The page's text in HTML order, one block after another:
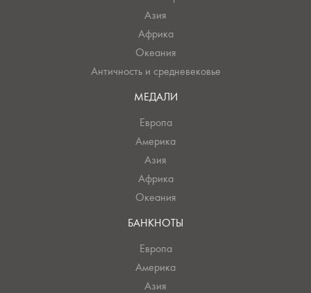
Азия
Африка
Океания
Античность и средневековье
МЕДАЛИ
Европа
Америка
Азия
Африка
Океания
БАНКНОТЫ
Европа
Америка
Азия